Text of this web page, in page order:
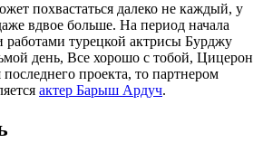
похвастаться далеко не каждый, у
вдвое больше. На период начала
работами турецкой актрисы Бурджу
день, Все хорошо с тобой, Цицерон
проекта, то партнером
актер Барыш Ардуч.